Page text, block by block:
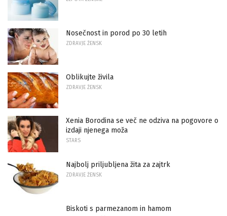
Nosečnost in porod po 30 letih
ZDRAVJE ŽENSK
Oblikujte živila
ZDRAVJE ŽENSK
Xenia Borodina se več ne odziva na pogovore o
izdaji njenega moža
STARS
Najbolj priljubljena žita za zajtrk
ZDRAVJE ŽENSK
Biskoti s parmezanom in hamom